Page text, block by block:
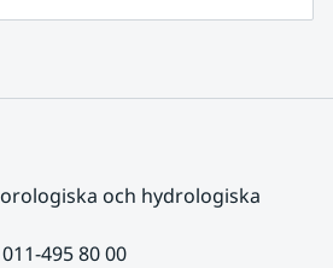
och hydrologiska
495 80 00